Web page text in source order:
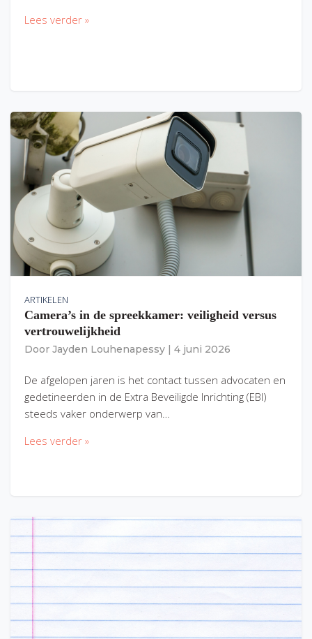
Lees verder »
ARTIKELEN
Camera’s in de spreekkamer: veiligheid versus
vertrouwelijkheid
Door Jayden Louhenapessy 4 juni 2026
De afgelopen jaren is het contact tussen advocaten en
gedetineerden in de Extra Beveiligde Inrichting (EBI)
steeds vaker onderwerp van…
Lees verder »